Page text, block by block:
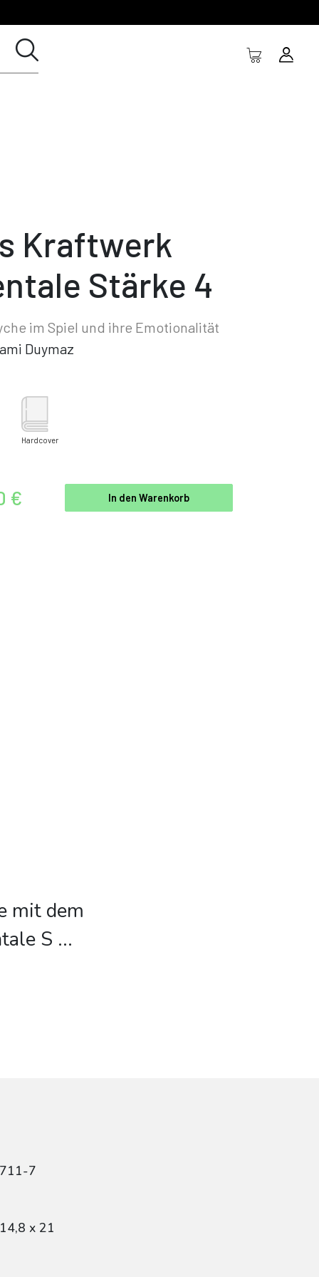
Kraftwerk
Stärke 4
im Spiel und ihre Emotionalität
Duymaz
Hardcover
€ In den Warenkorb
mit dem
S ...
7
x 21